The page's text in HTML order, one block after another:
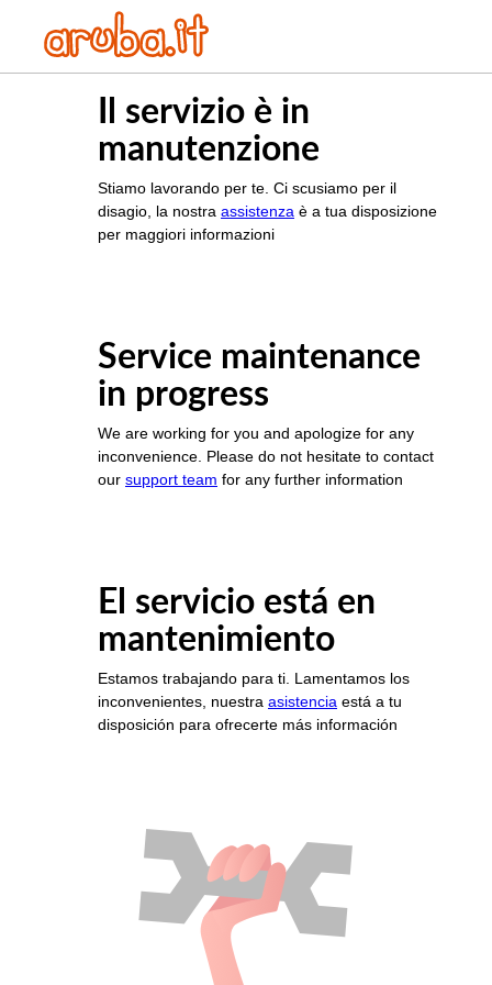
Il servizio è in
manutenzione
Stiamo lavorando per te. Ci scusiamo per il
disagio, la nostra assistenza è a tua disposizione
per maggiori informazioni
Service maintenance
in progress
We are working for you and apologize for any
inconvenience. Please do not hesitate to contact
our support team for any further information
El servicio está en
mantenimiento
Estamos trabajando para ti. Lamentamos los
inconvenientes, nuestra asistencia está a tu
disposición para ofrecerte más información